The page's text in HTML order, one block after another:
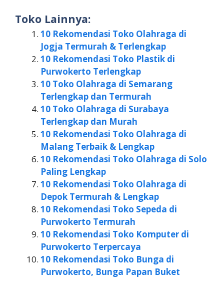
Toko Lainnya:
10 Rekomendasi Toko Olahraga di
Jogja Termurah & Terlengkap
10 Rekomendasi Toko Plastik di
Purwokerto Terlengkap
10 Toko Olahraga di Semarang
Terlengkap dan Termurah
10 Toko Olahraga di Surabaya
Terlengkap dan Murah
10 Rekomendasi Toko Olahraga di
Malang Terbaik & Lengkap
10 Rekomendasi Toko Olahraga di Solo
Paling Lengkap
10 Rekomendasi Toko Olahraga di
Depok Termurah & Lengkap
10 Rekomendasi Toko Sepeda di
Purwokerto Termurah
10 Rekomendasi Toko Komputer di
Purwokerto Terpercaya
10 Rekomendasi Toko Bunga di
Purwokerto, Bunga Papan Buket